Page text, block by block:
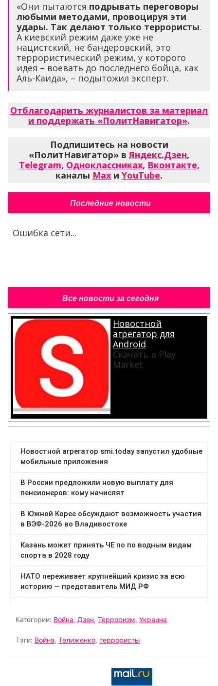
«Они пытаются подрывать переговоры
любыми методами, провоцируя эти
удары. Так делают только террористы.
А киевский режим даже уже не
нацистский, не бандеровский, это
террористический режим, у которого
идея – воевать до последнего бойца, как
Аль-Каида», – подытожил эксперт.
Отблагодарить журналистов за материал
и поддержать «ПолитНавигатор».
Подпишитесь на новости
«ПолитНавигатор» вЯндекс.Дзен,
Telegram, Одноклассниках, Вконтакте,
каналы Max и YouTube.
Последние новости
Ошибка сети...
Все новости за сегодня
Новостной
агрегатор для
Android
Скачать в Play
Market
Категории: Война, Дзен, Терроризм, Украина
Тэги: Война, Телиженко, террористы